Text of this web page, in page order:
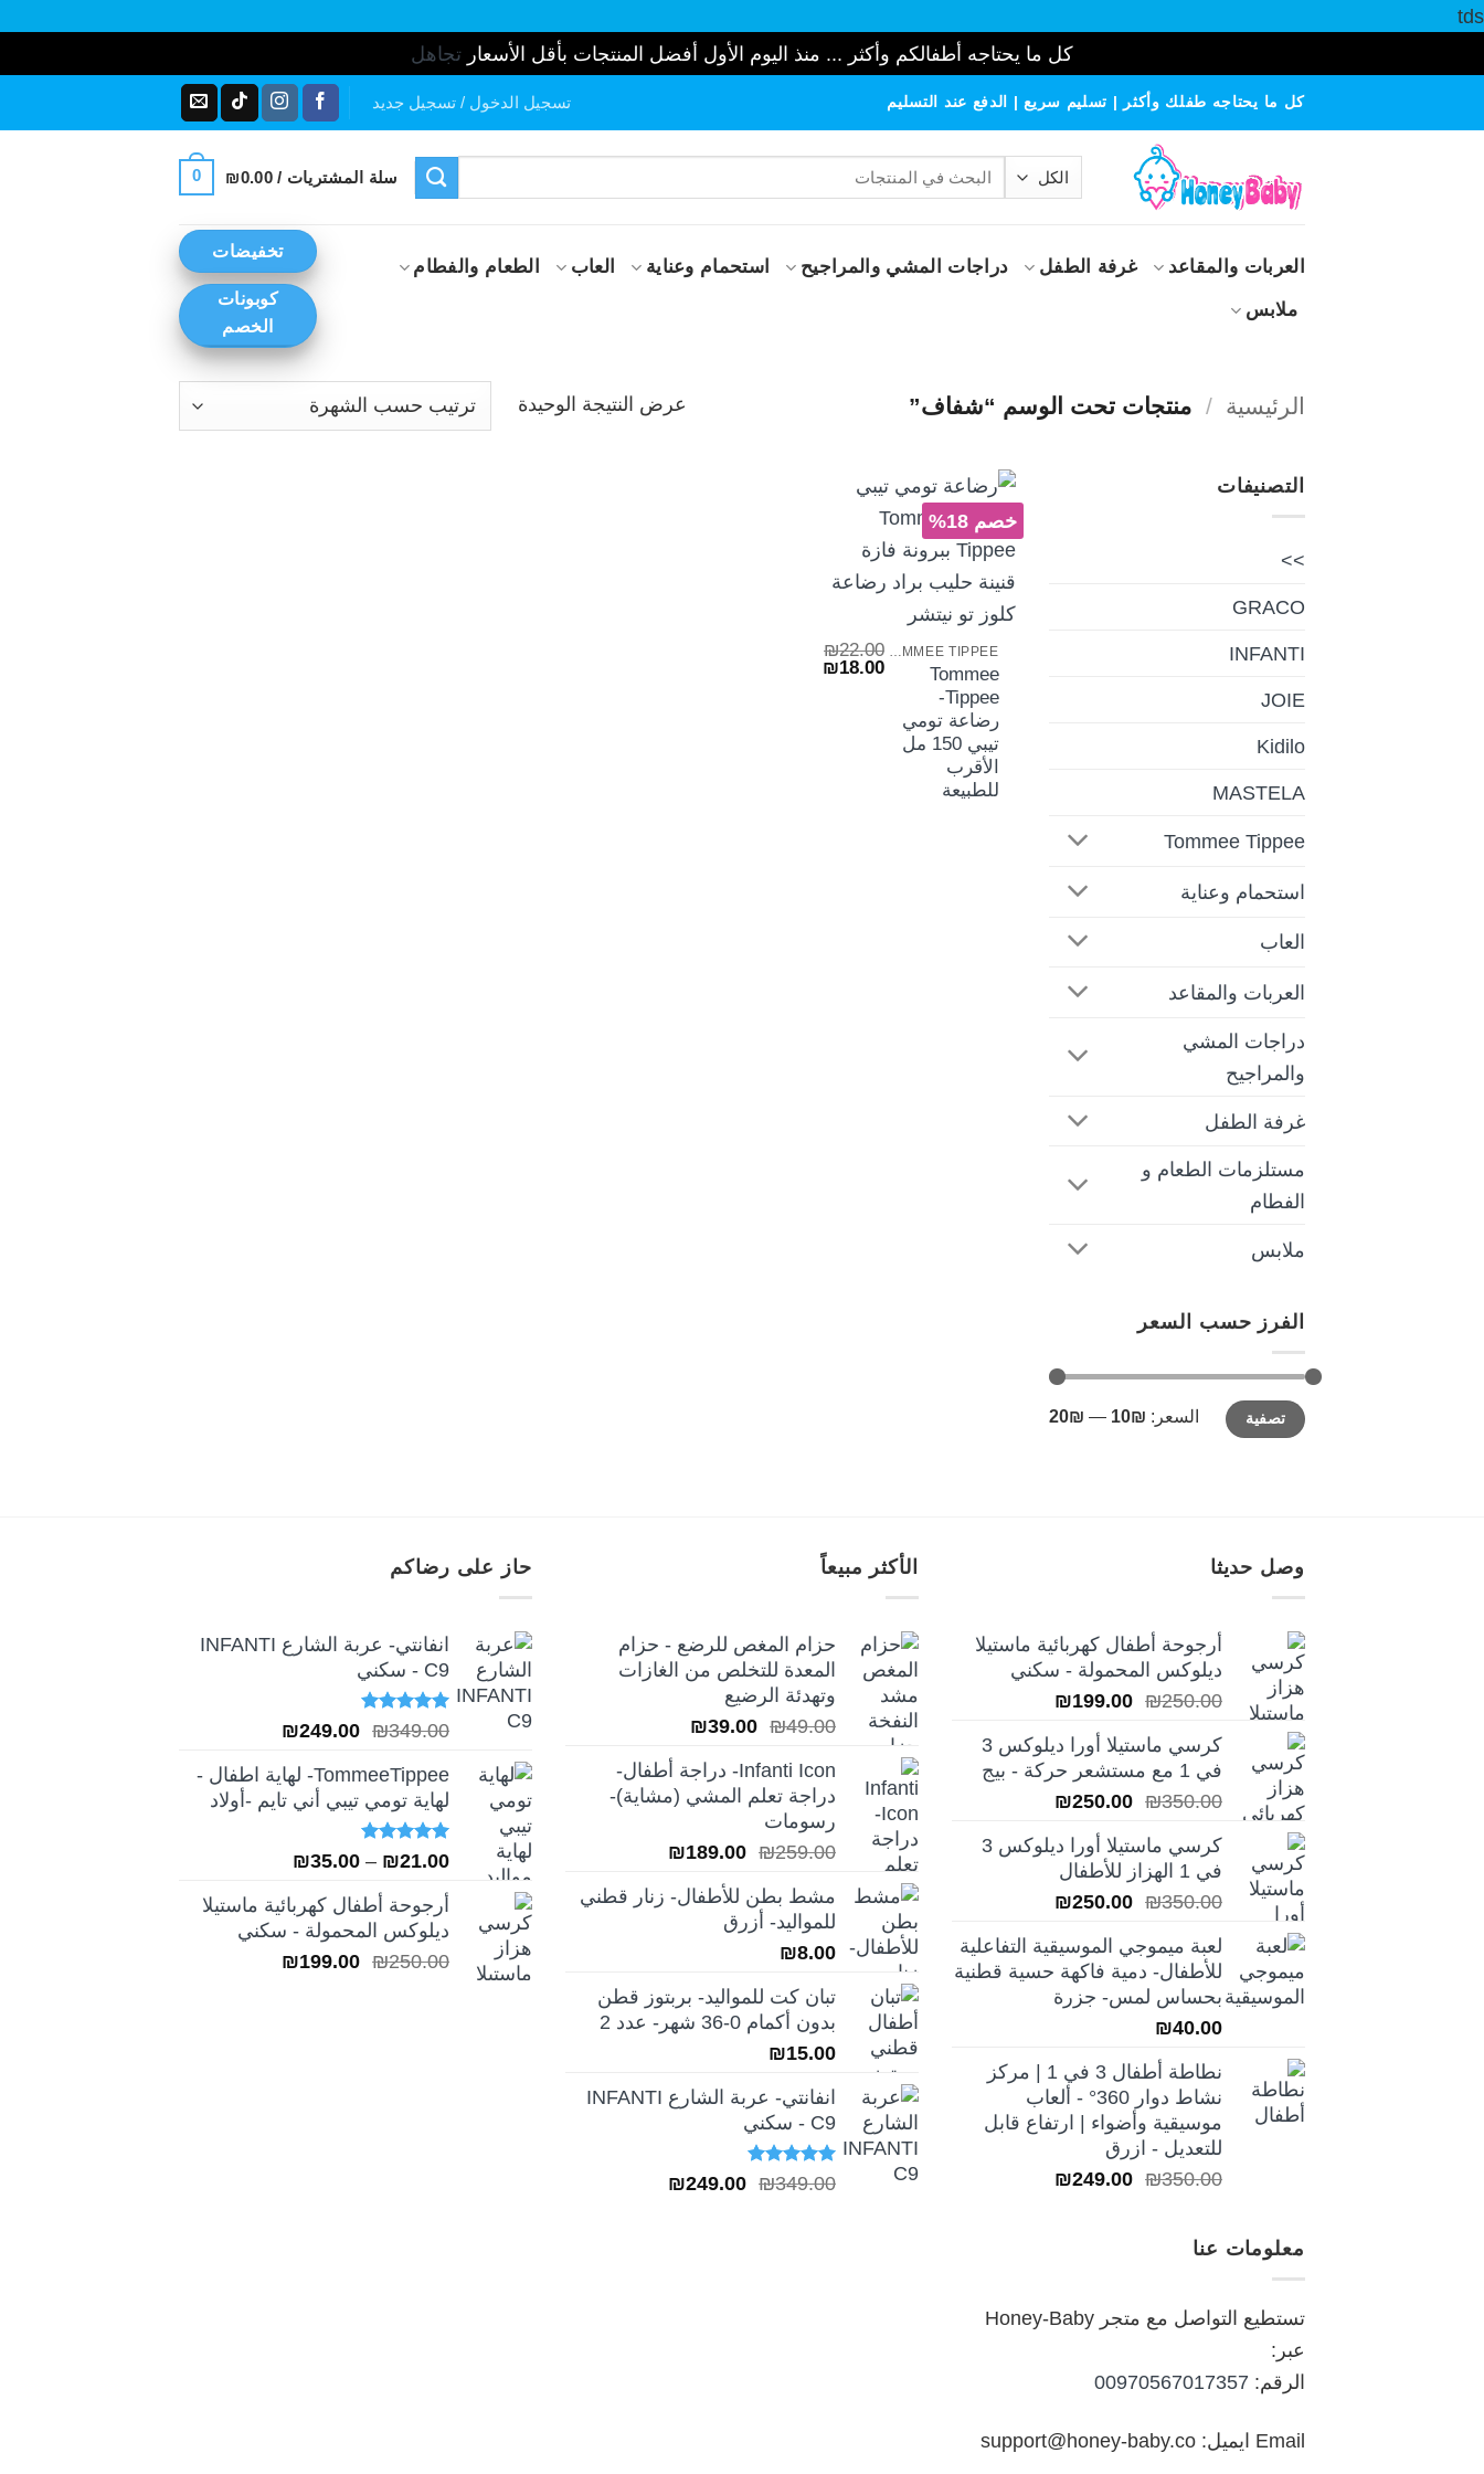
tds
كل ما يحتاجه أطفالكم وأكثر ... منذ اليوم الأول أفضل المنتجات بأقل الأسعار تجاهل
كل ما يحتاجه طفلك وأكثر | تسليم سريع | الدفع عند التسليم تسجيل الدخول / تسجيل جديد
البحث
سلة المشتريات / ₪0.00
0
العربات والمقاعد غرفة الطفل دراجات المشي والمراجيح استحمام وعناية العاب الطعام والفطام
ملابس
تخفيضات
كوبونات
الخصم
الرئيسية / منتجات تحت الوسم “شفاف” عرض النتيجة الوحيدة
التصنيفات
>>
GRACO
INFANTI
JOIE
Kidilo
MASTELA
Tommee Tippee
استحمام وعناية
العاب
العربات والمقاعد
دراجات المشي
والمراجيح
غرفة الطفل
مستلزمات الطعام و
الفطام
ملابس
الفرز حسب السعر
أدنى
سعر
أعلى
سعرتصفية السعر: ₪10
—
₪20
خصم 18%
+
Tommee
Tippee-
رضاعة تومي
تيبي 150 مل
الأقرب
للطبيعة
₪22.00
السعر₪18.00
وصل حديثا
أرجوحة أطفال كهربائية ماستيلا
ديلوكس المحمولة - سكني
₪250.00
السعر
هو:
₪250.00.
₪199.00
السعر
هو:
₪199.00.
كرسي ماستيلا أورا ديلوكس 3
في 1 مع مستشعر حركة - بيج
₪350.00
السعر
هو:
₪350.00.
₪250.00
السعر
هو:
كرسي ماستيلا أورا ديلوكس 3
في 1 الهزاز للأطفال
₪350.00
السعر
هو:
₪350.00.
₪250.00
السعر
هو:
₪250.00.
لعبة ميموجي الموسيقية التفاعلية
للأطفال- دمية فاكهة حسية قطنية
بحساس لمس- جزرة
₪40.00
نطاطة أطفال 3 في 1 | مركز
نشاط دوار 360° - ألعاب
موسيقية وأضواء | ارتفاع قابل
للتعديل - ازرق
₪350.00
السعر ₪249.00
السعر
الأكثر مبيعاً
حزام المغص للرضع - حزام
المعدة للتخلص من الغازات
وتهدئة الرضيع
₪49.00
السعر
هو:
₪49.00.
₪39.00
السعر
هو:
₪39.00.
Infanti Icon- دراجة أطفال-
دراجة تعلم المشي (مشاية)-
رسومات
₪259.00
السعر
هو:
₪259.00.
₪189.00
السعر
هو:
مشط بطن للأطفال- زنار قطني
للمواليد- أزرق
₪8.00
تبان كت للمواليد- بربتوز قطن
بدون أكمام 0-36 شهر- عدد 2
₪15.00
انفانتي- عربة الشارع INFANTI
C9 - سكني
تم التقييم
5.00 من 5
₪349.00
السعر ₪249.00
السعر
حاز على رضاكم
انفانتي- عربة الشارع INFANTI
C9 - سكني
تم التقييم
5.00 من 5
₪349.00
السعر
هو:
₪349.00.
₪249.00
السعر
هو:
₪249.00.
TommeeTippee- لهاية اطفال -
لهاية تومي تيبي أني تايم -أولاد
تم التقييم
5.00من 5
₪21.00
–
₪35.00
من
خلال
أرجوحة أطفال كهربائية ماستيلا
ديلوكس المحمولة - سكني
₪250.00
السعر ₪199.00
السعر
معلومات عنا
تستطيع التواصل مع متجر Honey-Baby
عبر:
الرقم: 00970567017357
Email ايميل: support@honey-baby.co